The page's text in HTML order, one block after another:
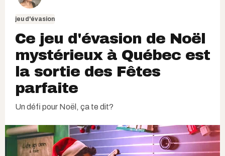
jeu d'évasion
Ce jeu d'évasion de Noël
mystérieux à Québec est
la sortie des Fêtes
parfaite
Un défi pour Noël, ça te dit?